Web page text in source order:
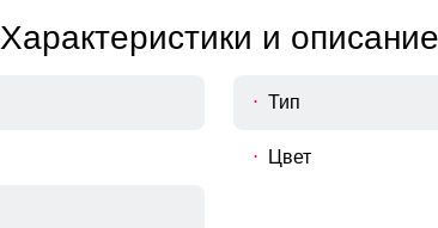
Характеристики и описание
Тип
Цвет